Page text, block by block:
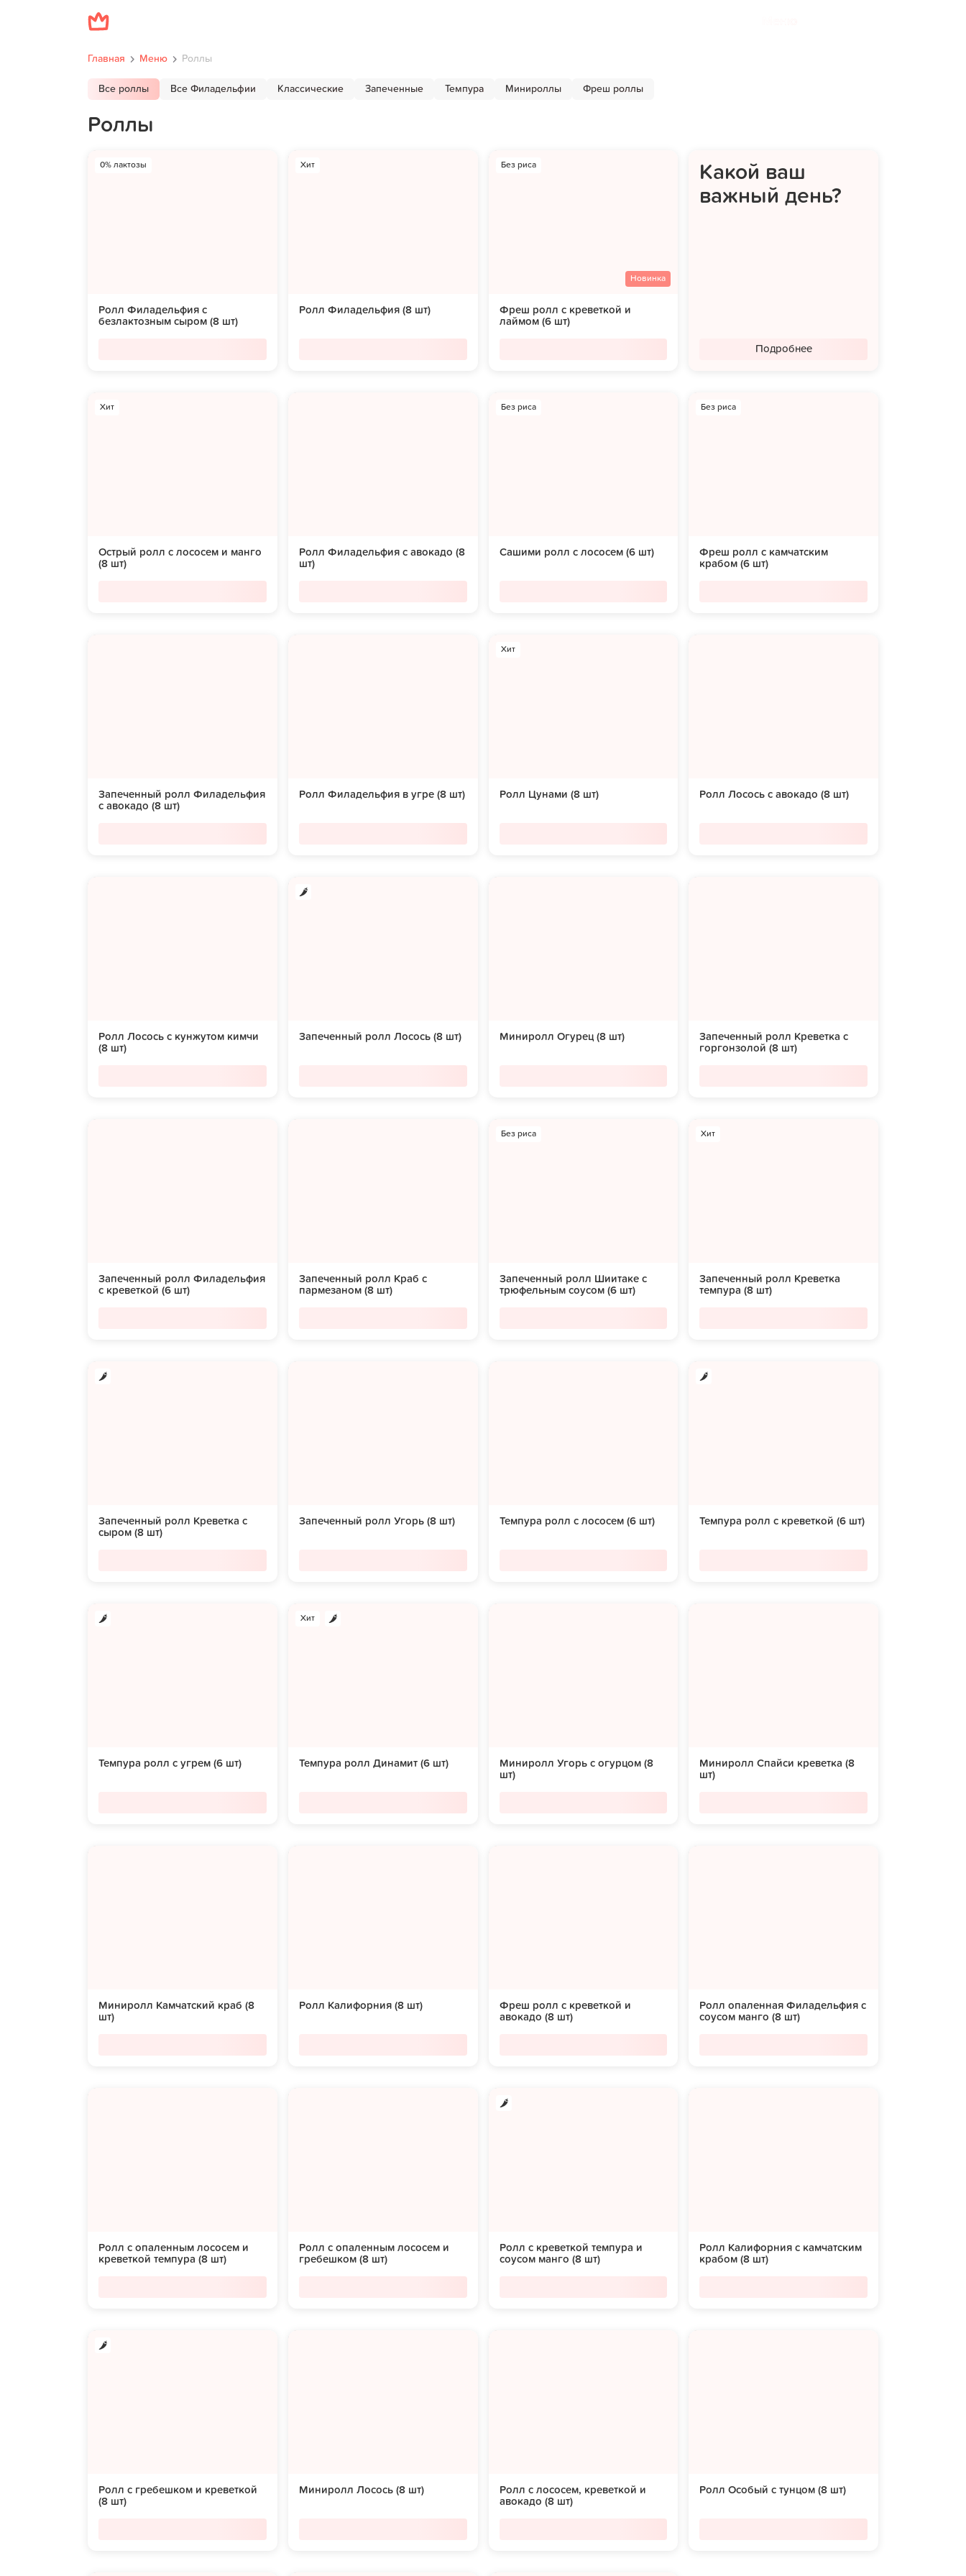
Главная Меню Роллы
Все роллы Все Филадельфии Классические Запеченные Темпура Минироллы Фреш роллы
Роллы
0% лактозы
Ролл Филадельфия с
безлактозным сыром (8 шт)
Хит
Ролл Филадельфия (8 шт)
Без риса
Новинка
Фреш ролл с креветкой и
лаймом (6 шт)
Какой ваш
важный день?
Подробнее
Хит
Острый ролл с лососем и манго
(8 шт)
Ролл Филадельфия с авокадо (8
шт)
Без риса
Сашими ролл с лососем (6 шт)
Без риса
Фреш ролл с камчатским
крабом (6 шт)
Запеченный ролл Филадельфия
с авокадо (8 шт)
Ролл Филадельфия в угре (8 шт)
Хит
Ролл Цунами (8 шт) Ролл Лосось с авокадо (8 шт)
Ролл Лосось с кунжутом кимчи
(8 шт)
Запеченный ролл Лосось (8 шт) Миниролл Огурец (8 шт)
Запеченный ролл Креветка с
горгонзолой (8 шт)
Запеченный ролл Филадельфия
с креветкой (6 шт)
Запеченный ролл Краб с
пармезаном (8 шт)
Без риса
Запеченный ролл Шиитаке с
трюфельным соусом (6 шт)
Хит
Запеченный ролл Креветка
темпура (8 шт)
Запеченный ролл Креветка с
сыром (8 шт)
Запеченный ролл Угорь (8 шт) Темпура ролл с лососем (6 шт) Темпура ролл с креветкой (6 шт)
Темпура ролл с угрем (6 шт)
Хит
Темпура ролл Динамит (6 шт)
Миниролл Угорь с огурцом (8
шт)
Миниролл Спайси креветка (8
шт)
Миниролл Камчатский краб (8
шт)
Ролл Калифорния (8 шт)
Фреш ролл с креветкой и
авокадо (8 шт)
Ролл опаленная Филадельфия с
соусом манго (8 шт)
Ролл с опаленным лососем и
креветкой темпура (8 шт)
Ролл с опаленным лососем и
гребешком (8 шт)
Ролл с креветкой темпура и
соусом манго (8 шт)
Ролл Калифорния с камчатским
крабом (8 шт)
Ролл с гребешком и креветкой
(8 шт)
Миниролл Лосось (8 шт)
Ролл с лососем, креветкой и
авокадо (8 шт)
Ролл Особый с тунцом (8 шт)